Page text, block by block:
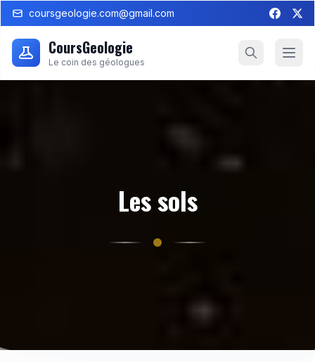
coursgeologie.com@gmail.com
CoursGeologie
Le coin des géologues
Les sols